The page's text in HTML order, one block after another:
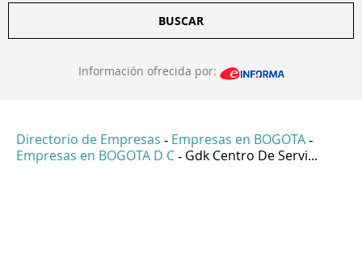
BUSCAR
Información ofrecida por:
Directorio de Empresas - Empresas en BOGOTA -
Empresas en BOGOTA D C - Gdk Centro De Servi...